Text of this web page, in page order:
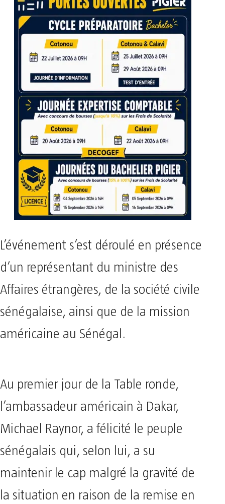
L’événement s’est déroulé en présence
d’un représentant du ministre des
Affaires étrangères, de la société civile
sénégalaise, ainsi que de la mission
américaine au Sénégal.
Au premier jour de la Table ronde,
l’ambassadeur américain à Dakar,
Michael Raynor, a félicité le peuple
sénégalais qui, selon lui, a su
maintenir le cap malgré la gravité de
la situation en raison de la remise en